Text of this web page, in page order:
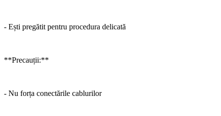
- Ești pregătit pentru procedura delicată
**Precauții:**
- Nu forța conectările cablurilor